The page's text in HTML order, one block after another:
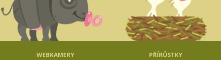
WEBKAMERY PŘÍRŮSTKY